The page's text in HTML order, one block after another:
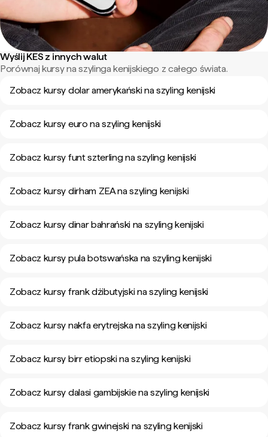
Wyślij KES z innych walut
Porównaj kursy na szylinga kenijskiego z całego świata.
Zobacz kursy dolar amerykański na szyling kenijski
Zobacz kursy euro na szyling kenijski
Zobacz kursy funt szterling na szyling kenijski
Zobacz kursy dirham ZEA na szyling kenijski
Zobacz kursy dinar bahrański na szyling kenijski
Zobacz kursy pula botswańska na szyling kenijski
Zobacz kursy frank dżibutyjski na szyling kenijski
Zobacz kursy nakfa erytrejska na szyling kenijski
Zobacz kursy birr etiopski na szyling kenijski
Zobacz kursy dalasi gambijskie na szyling kenijski
Zobacz kursy frank gwinejski na szyling kenijski